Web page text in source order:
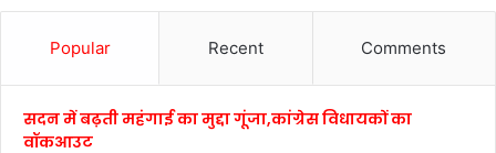
Popular Recent Comments
सदन में बढ़ती महंगाई का मुद्दा गूंजा,कांग्रेस विधायकों का
वॉकआउट